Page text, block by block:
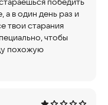
а в один день раз и
твои старания
чтобы
похожую